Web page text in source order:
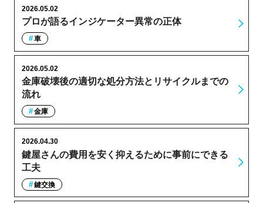
プロが語るインジケーター異常の正体
2026.05.02
車
金庫破壊後の適切な処分方法とリサイクルまでの
流れ
2026.05.02
金庫
鍵屋さんの費用を安く抑えるために事前にできる
工夫
2026.04.30
鍵交換